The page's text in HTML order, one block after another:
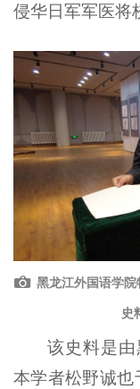
侵华日军军医将
黑龙江外国语学
史
该史料是
本学者松野诚